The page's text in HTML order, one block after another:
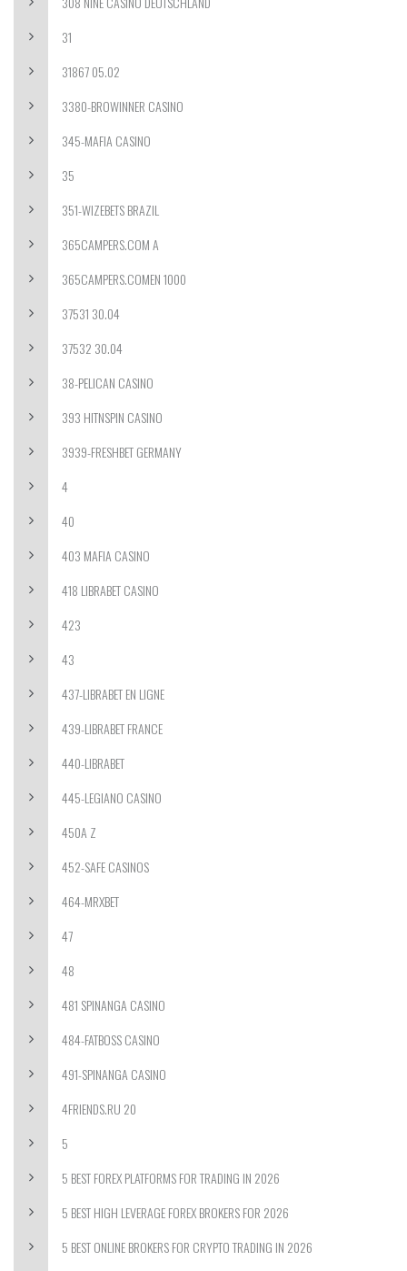
31
31867 05.02
3380-BROWINNER CASINO
345-MAFIA CASINO
35
351-WIZEBETS BRAZIL
365CAMPERS.COM A
365CAMPERS.COMEN 1000
37531 30.04
37532 30.04
38-PELICAN CASINO
393 HITNSPIN CASINO
3939-FRESHBET GERMANY
4
40
403 MAFIA CASINO
418 LIBRABET CASINO
423
43
437-LIBRABET EN LIGNE
439-LIBRABET FRANCE
440-LIBRABET
445-LEGIANO CASINO
450A Z
452-SAFE CASINOS
464-MRXBET
47
48
481 SPINANGA CASINO
484-FATBOSS CASINO
491-SPINANGA CASINO
4FRIENDS.RU 20
5
5 BEST FOREX PLATFORMS FOR TRADING IN 2026
5 BEST HIGH LEVERAGE FOREX BROKERS FOR 2026
5 BEST ONLINE BROKERS FOR CRYPTO TRADING IN 2026